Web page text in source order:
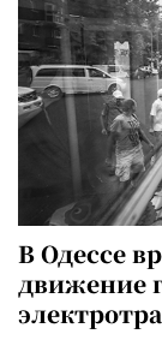
В Одессе
движение